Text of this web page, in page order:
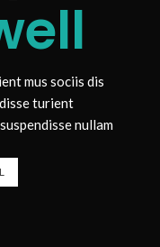
mus sociis dis
turient
nullam